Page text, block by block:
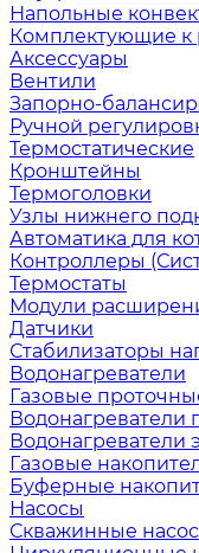
Напольные
Комплектующие к
Аксессуары
Вентили
Запорно-
Ручной
Термостатические
Кронштейны
Термоголовки
Узлы нижнего
Автоматика для
Контроллеры
Термостаты
Модули
Датчики
Стабилизаторы
Водонагреватели
Газовые
Водонагреватели
Водонагреватели
Газовые
Буферные
Насосы
Скважинные